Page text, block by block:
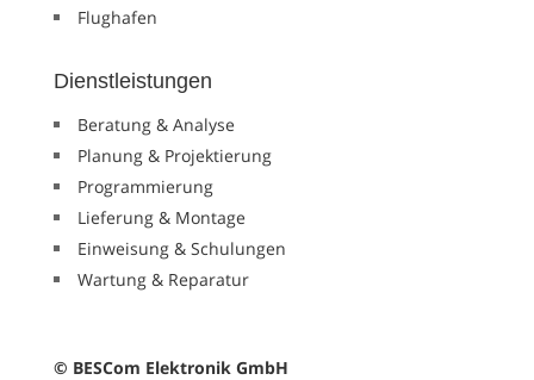
Flughafen
Dienstleistungen
Beratung & Analyse
Planung & Projektierung
Programmierung
Lieferung & Montage
Einweisung & Schulungen
Wartung & Reparatur
© BESCom Elektronik GmbH